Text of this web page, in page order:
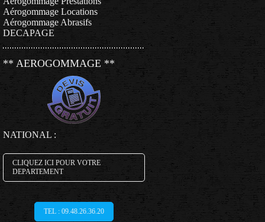
Aérogommage Locations
Aérogommage Abrasifs
DECAPAGE
** AEROGOMMAGE **
NATIONAL :
CLIQUEZ ICI POUR VOTRE
DEPARTEMENT
TEL : 09.48.26.36.20